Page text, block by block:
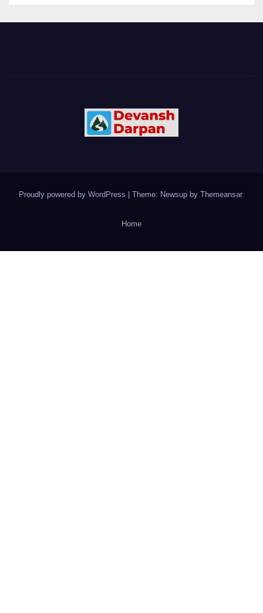
Proudly powered by WordPress Theme: Newsup by Themeansar.
Home